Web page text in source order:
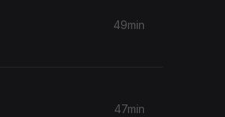
49min
47min